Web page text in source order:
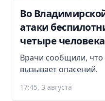
Во
атаки
четыре человека
Врачи сообщили, что
вызывает опасений.
17:45, 3 августа